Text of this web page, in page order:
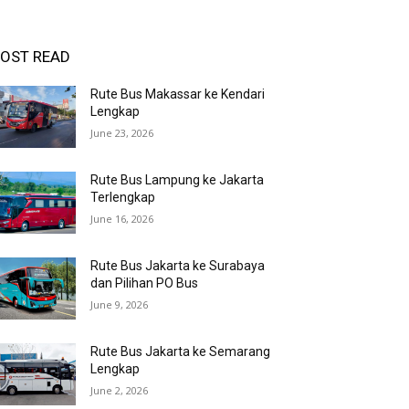
READ
Rute Bus Makassar ke Kendari
Lengkap
June 23, 2026
Rute Bus Lampung ke Jakarta
Terlengkap
June 16, 2026
Rute Bus Jakarta ke Surabaya
dan Pilihan PO Bus
June 9, 2026
Rute Bus Jakarta ke Semarang
Lengkap
June 2, 2026